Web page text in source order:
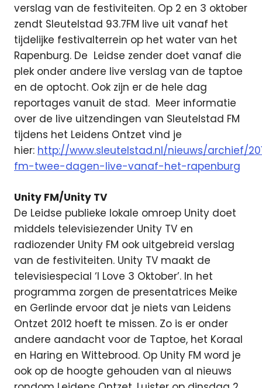
verslag van de festiviteiten. Op 2 en 3 oktober
zendt Sleutelstad 93.7FM live uit vanaf het
tijdelijke festivalterrein op het water van het
Rapenburg. De Leidse zender doet vanaf die
plek onder andere live verslag van de taptoe
en de optocht. Ook zijn er de hele dag
reportages vanuit de stad. Meer informatie
over de live uitzendingen van Sleutelstad FM
tijdens het Leidens Ontzet vind je
hier: http://www.sleutelstad.nl/nieuws/archief/
fm-twee-dagen-live-vanaf-het-rapenburg
Unity FM/Unity TV
De Leidse publieke lokale omroep Unity doet
middels televisiezender Unity TV en
radiozender Unity FM ook uitgebreid verslag
van de festiviteiten. Unity TV maakt de
televisiespecial ‘I Love 3 Oktober’. In het
programma zorgen de presentatrices Meike
en Gerlinde ervoor dat je niets van Leidens
Ontzet 2012 hoeft te missen. Zo is er onder
andere aandacht voor de Taptoe, het Koraal
en Haring en Wittebrood. Op Unity FM word je
ook op de hoogte gehouden van al nieuws